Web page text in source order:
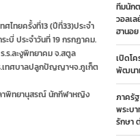
ไทยครั้งที่13 (ปีที่33)ประจำ
บี่ ประจำวันที่ 19 กรกฏาคม.
.ร.ละงูพิทยาคม จ.สตูล
ร.เทศบาลปลูกปัญญาฯจ.ภูเก็ต
ขลาพิทยานุสรณ์ นักกีฬาหญิง
ทีมนักต
วอลเ
ฮานอ
เปิดโ
พัฒนา
ภาครั
พระบ
รักษา